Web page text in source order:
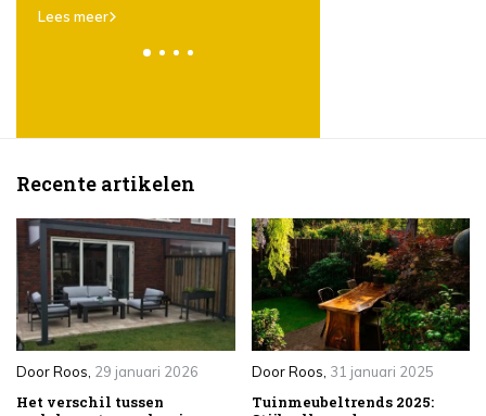
Lees meer
Recente artikelen
DoorRoos, 29 januari 2026
Het verschil tussen
DoorRoos, 31 januari 2025
Tuinmeubeltrends 2025: